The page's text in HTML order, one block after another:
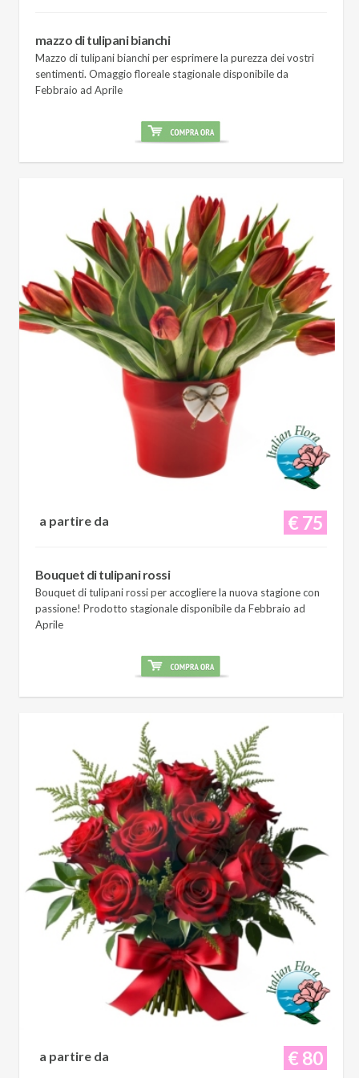
mazzo di tulipani bianchi
Mazzo di tulipani bianchi per esprimere la purezza dei vostri
sentimenti. Omaggio floreale stagionale disponibile da
Febbraio ad Aprile
€ 75
a partire da
Bouquet di tulipani rossi
Bouquet di tulipani rossi per accogliere la nuova stagione con
passione! Prodotto stagionale disponibile da Febbraio ad
Aprile
€ 80
a partire da